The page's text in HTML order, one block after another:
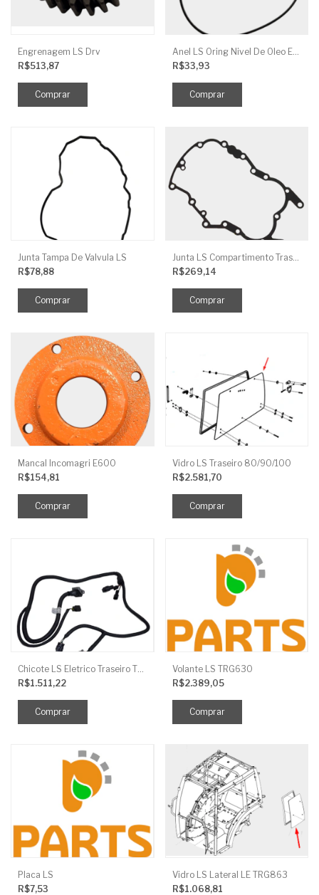
Engrenagem LS Drv
R$513,87
Anel LS Oring Nivel De Oleo EGQ125
R$33,93
Junta Tampa De Valvula LS
R$78,88
Junta LS Compartimento Traseiro EGQ155
R$269,14
Mancal Incomagri E600
R$154,81
Vidro LS Traseiro 80/90/100
R$2.581,70
R$1.511,22
Volante LS TRG630
R$2.389,05
Placa LS
R$7,53
Vidro LS Lateral LE TRG863
R$1.068,81